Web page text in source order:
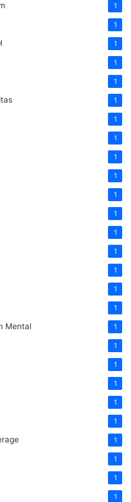
1
1
1
1
1
1
1
1
1
1
1
1
1
1
1
1
1
Mental 1
1
1
1
1
1
1
1
1
1